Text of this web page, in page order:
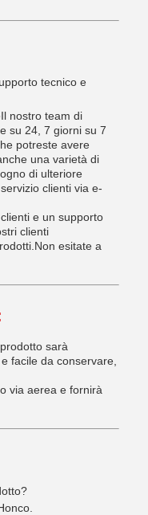
tecnico e
Il nostro team di
su 24, 7 giorni su 7
potreste avere
una varietà di
di ulteriore
clienti via e-
e un supporto
clienti
esitate a
sarà
facile da conservare,
via aerea e fornirà